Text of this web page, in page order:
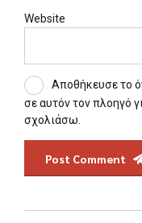
Website
Αποθήκευσε το
σε αυτόν τον πλοηγό
σχολιάσω.
Post Comment